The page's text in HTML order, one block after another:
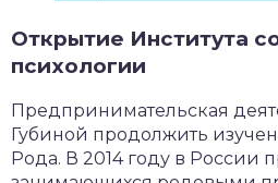
Открытие Института
психологии
Предпринимательская
Губиной продолжить
Рода. В 2014 году в России